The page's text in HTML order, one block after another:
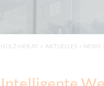
HOLZ-HER AT > AKTUELLES > NEWS